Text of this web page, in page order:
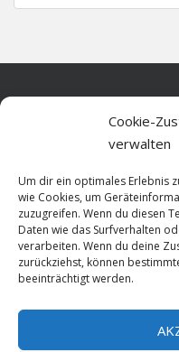
Cookie-
verwalten
Um dir ein optimales Erlebnis
wie Cookies, um
zuzugreifen. Wenn du diesen
Daten wie das Surfverhalten
verarbeiten. Wenn du deine
zurückziehst, können
beeinträchtigt werden.
Datenschutz
Cookie-Richtlinie (EU)
Impressum